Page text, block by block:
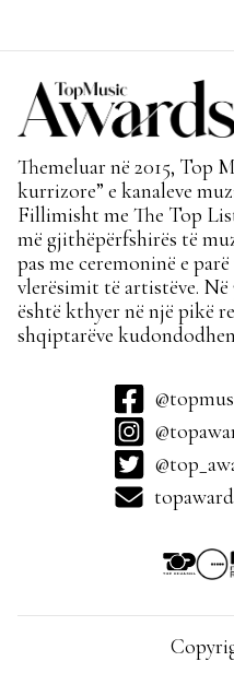
Themeluar në 2015, Top
kurrizore” e kanaleve
Fillimisht me The Top
më gjithëpërfshirës të
pas me ceremoninë e
vlerësimit të artistëve.
është kthyer në një pikë
shqiptarëve